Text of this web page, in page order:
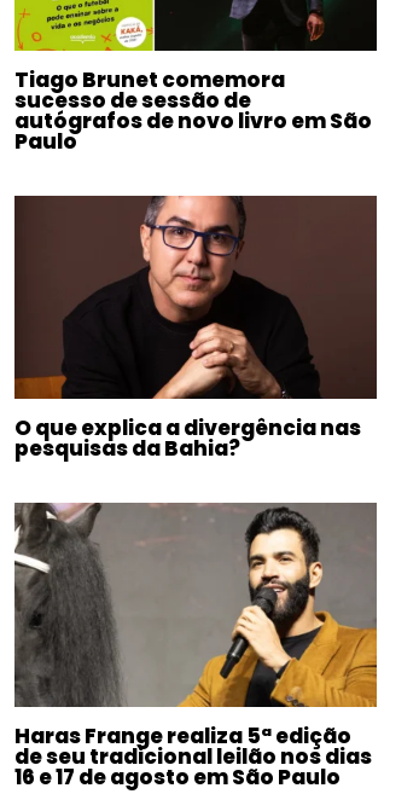
Tiago Brunet comemora
sucesso de sessão de
autógrafos de novo livro em São
Paulo
O que explica a divergência nas
pesquisas da Bahia?
Haras Frange realiza 5ª edição
de seu tradicional leilão nos dias
16 e 17 de agosto em São Paulo